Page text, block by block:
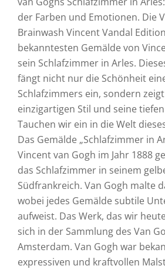
der Farben und Emotionen. Die
Brainwash Vincent Vandal
bekanntesten Gemälde von
sein Schlafzimmer in Arles.
fängt nicht nur die Schönheit
Schlafzimmers ein, sondern
einzigartigen Stil und seine
Tauchen wir ein in die Welt
Das Gemälde „Schlafzimmer in
Vincent van Gogh im Jahr 1888
das Schlafzimmer in seinem
Südfrankreich. Van Gogh malte
wobei jedes Gemälde subtile
aufweist. Das Werk, das wir
sich in der Sammlung des Van
Amsterdam. Van Gogh war
expressiven und kraftvollen